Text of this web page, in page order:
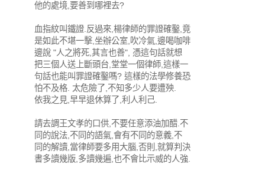
他的處境,要善到哪裡去?
血指紋叫鐵證.反過來,楊律師的罪證確鑿,竟
是如此不堪一擊,坐辦公室,吹冷氣,邊喝咖啡
邊說 "人之將死,其言也善", 憑這句話就想
把三個人送上斷頭台,堂堂一個律師,這樣一
句話也能叫罪證確鑿嗎? 這樣的法學修養恐
怕不及格. 太危險了,不知多少人要遭殃.
依我之見,早早退休算了,利人利己.
請去調王文孝的口供,不要任意添油加醋.不
同的說法,不同的語氣,會有不同的意義,不
同的解讀,當律師要多用大腦,否則,就算判決
書多讀幾版,多讀幾遍,也不會比示威的人強.